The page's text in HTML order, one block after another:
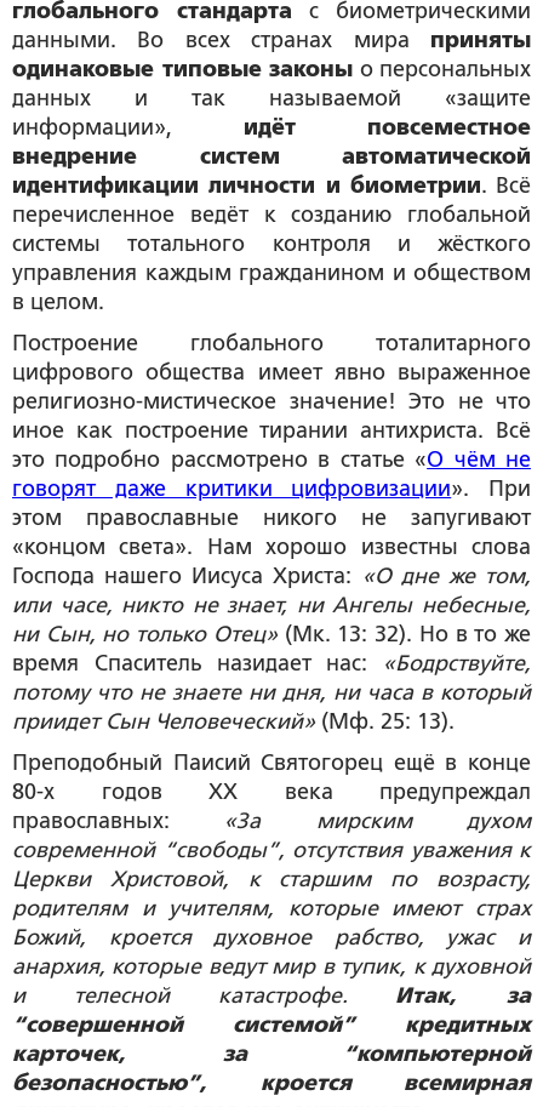
глобального стандарта с биометрическими
данными. Во всех странах мира приняты
одинаковые типовые законы о персональных
данных и так называемой «защите
информации», идёт повсеместное
внедрение систем автоматической
идентификации личности и биометрии. Всё
перечисленное ведёт к созданию глобальной
системы тотального контроля и жёсткого
управления каждым гражданином и обществом
в целом.
Построение глобального тоталитарного
цифрового общества имеет явно выраженное
религиозно-мистическое значение! Это не что
иное как построение тирании антихриста. Всё
это подробно рассмотрено в статье «О чём не
говорят даже критики цифровизации». При
этом православные никого не запугивают
«концом света». Нам хорошо известны слова
Господа нашего Иисуса Христа: «О дне же том,
или часе, никто не знает, ни Ангелы небесные,
ни Сын, но только Отец»(Мк. 13: 32). Но в то же
время Спаситель назидает нас: «Бодрствуйте,
потому что не знаете ни дня, ни часа в который
приидет Сын Человеческий» (Мф. 25: 13).
Преподобный Паисий Святогорец ещё в конце
80-х годов XX века предупреждал
православных: «За мирским духом
современной “свободы”, отсутствия уважения к
Церкви Христовой, к старшим по возрасту,
родителям и учителям, которые имеют страх
Божий, кроется духовное рабство, ужас и
анархия, которые ведут мир в тупик, к духовной
и телесной катастрофе. Итак, за
“совершенной системой” кредитных
карточек, за “компьютерной
безопасностью”, кроется всемирная